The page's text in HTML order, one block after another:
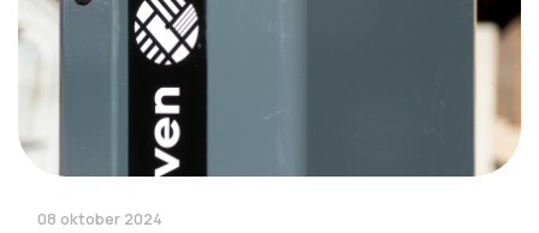
08 oktober 2024